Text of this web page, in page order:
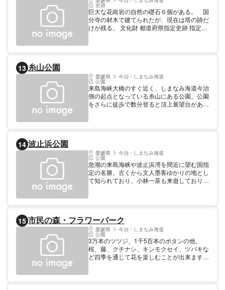
史跡
巨大な花崗岩の自然の礎石６個がある。 国
分寺の材木で建てられたが、現在は塔の跡だ
けが残る。 文化財 都道府県指定史跡 指定年:
13 糸山公園
愛媛県 今治・しまなみ海道
公園
来島海峡大橋のすぐ近く、しまなみ海道今治
側の起点となっている糸山にある公園。公園
をさらに徒歩で数分登ると頂上展望台があ
園無料、約90台収容の無料駐車場も完備さ
れている。
14 波止浜公園
愛媛県 今治・しまなみ海道
公園
急潮の来島海峡や波止浜湾を間近に望む国指
定の名勝。古くから文人墨客ゆかりの地とし
て知られており、小林一茶も来遊しており、
15 市民の森・フラワーパーク
愛媛県 今治・しまなみ海道
公園
3万本のツツジ、1千5百本のボタンの他、
桜、藤、クチナシ、キンモクセイ、ツバキな
ど四季を通じて花を楽しむことが出来ます。